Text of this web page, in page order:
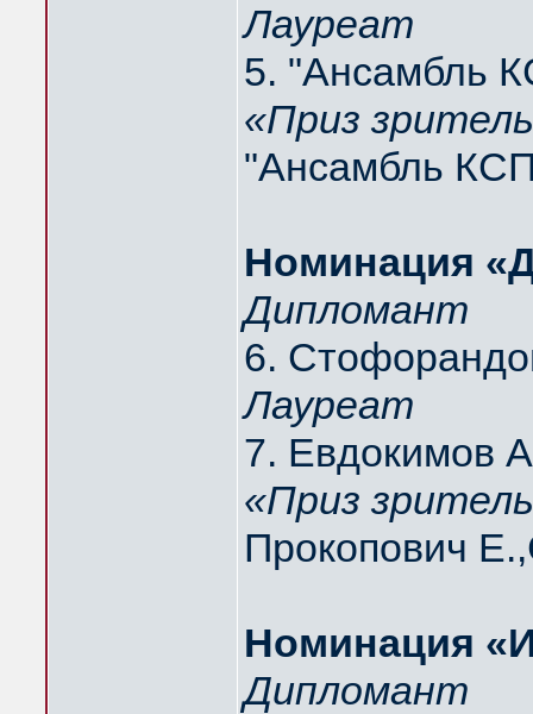
Лауреат
5.
«Приз
"Ансамбль
Hоминация
Дипломант
6.
Лауреат
7. Евдокимов
«Приз
Прокопович
Hоминация
Дипломант